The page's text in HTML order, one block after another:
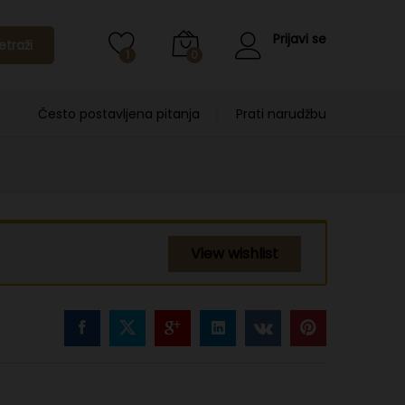
1 0
Prijavi se
Često postavljena pitanja Prati narudžbu
View wishlist